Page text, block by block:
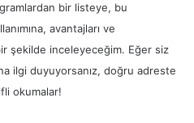
bir listeye, bu
avantajları ve
şekilde inceleyeceğim. Eğer siz
ilgi duyuyorsanız, doğru adreste
okumalar!